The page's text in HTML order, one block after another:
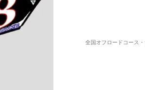
全国オフロードコース